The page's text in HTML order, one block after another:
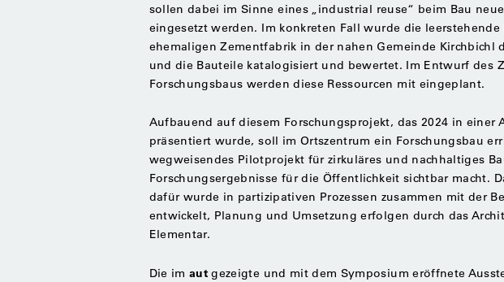
sollen dabei im Sinne eines „industrial reuse“ beim Bau
eingesetzt werden. Im konkreten Fall wurde die leerstehende
ehemaligen Zementfabrik in der nahen Gemeinde Kirchbichl
und die Bauteile katalogisiert und bewertet. Im Entwurf des
Forschungsbaus werden diese Ressourcen mit eingeplant.
Aufbauend auf diesem Forschungsprojekt, das 2024 in einer
präsentiert wurde, soll im Ortszentrum ein Forschungsbau
wegweisendes Pilotprojekt für zirkuläres und nachhaltiges
Forschungsergebnisse für die Öffentlichkeit sichtbar macht.
dafür wurde in partizipativen Prozessen zusammen mit der
entwickelt, Planung und Umsetzung erfolgen durch das
Elementar.
Die im autgezeigte und mit dem Symposium eröffnete